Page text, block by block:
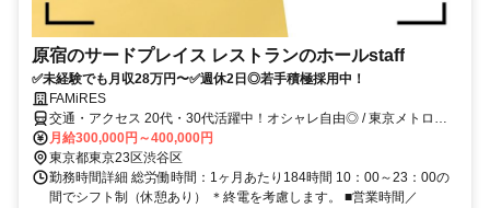
原宿のサードプレイス レストランのホールstaff
✅未経験でも月収28万円〜✅週休2日◎若手積極採用中！
FAMiRES
交通・アクセス 20代・30代活躍中！オシャレ自由◎ / 東京メトロ千
代田・副都心線「明治神宮前(原宿)」駅4・7出口より徒歩1分、JR山
手線「原宿」駅東口より徒歩4分、東京メトロ千代田・半蔵門・銀座
線「表参道」駅A1出口より徒歩9分、各線「渋谷」駅B1出口より徒歩
12分
月給300,000円～400,000円
東京都東京23区渋谷区
勤務時間詳細 総労働時間：1ヶ月あたり184時間 10：00～23：00の
間でシフト制（休憩あり） ＊終電を考慮します。 ■営業時間／